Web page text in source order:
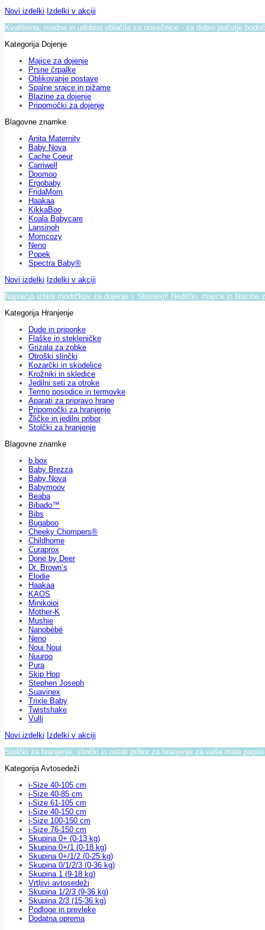
Novi izdelki Izdelki v akciji
Kvalitetna, modna in udobna oblačila za nosečnice - za dobro počutje
Kategorija Dojenje
Majice za dojenje
Prsne črpalke
Oblikovanje postave
Spalne srajce in pižame
Blazine za dojenje
Pripomočki za dojenje
Blagovne znamke
Anita Maternity
Baby Nova
Cache Coeur
Carriwell
Doomoo
Ergobaby
FridaMom
Haakaa
KikkaBoo
Koala Babycare
Lansinoh
Momcozy
Neno
Popek
Spectra Baby®
Novi izdelki Izdelki v akciji
Največja izbira modrčkov za dojenje v Sloveniji! Nedrčki, majice in blazine
Kategorija Hranjenje
Dude in priponke
Flaške in stekleničke
Grizala za zobke
Otroški slinčki
Kozarčki in skodelice
Krožniki in skledice
Jedilni seti za otroke
Termo posodice in termovke
Aparati za pripravo hrane
Pripomočki za hranjenje
Žličke in jedilni pribor
Stolčki za hranjenje
Blagovne znamke
b.box
Baby Brezza
Baby Nova
Babymoov
Beaba
Bibado™
Bibs
Bugaboo
Cheeky Chompers®
Childhome
Curaprox
Done by Deer
Dr. Brown’s
Elodie
Haakaa
KAOS
Minikoioi
Mother-K
Mushie
Nanobébé
Neno
Noui Noui
Nuuroo
Pura
Skip Hop
Stephen Joseph
Suavinex
Trixie Baby
Twistshake
Vulli
Novi izdelki Izdelki v akciji
Stolčki za hranjenje, slinčki in ostali pribor za hranjenje za vaše male
Kategorija Avtosedeži
i-Size 40-105 cm
i-Size 40-85 cm
i-Size 61-105 cm
i-Size 40-150 cm
i-Size 100-150 cm
i-Size 76-150 cm
Skupina 0+ (0-13 kg)
Skupina 0+/1 (0-18 kg)
Skupina 0+/1/2 (0-25 kg)
Skupina 0/1/2/3 (0-36 kg)
Skupina 1 (9-18 kg)
Vrtljivi avtosedeži
Skupina 1/2/3 (9-36 kg)
Skupina 2/3 (15-36 kg)
Podloge in prevleke
Dodatna oprema